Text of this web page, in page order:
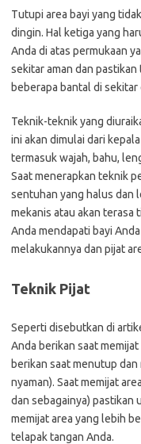
Tutupi area bayi yang
dingin. Hal ketiga yang
Anda di atas permukaan
sekitar aman dan
beberapa bantal di sekitar
Teknik-teknik yang
ini akan dimulai dari
termasuk wajah, bahu,
Saat menerapkan teknik
sentuhan yang halus dan
mekanis atau akan terasa
Anda mendapati bayi
melakukannya dan pijat
Teknik Pijat
Seperti disebutkan di
Anda berikan saat
berikan saat menutup
nyaman). Saat memijat
dan sebagainya) pastikan
memijat area yang lebih
telapak tangan Anda.